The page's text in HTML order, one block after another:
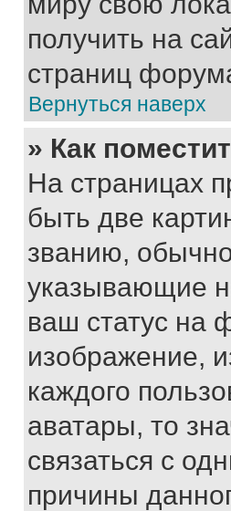
получить на
страниц
Вернуться наверх
» Как
На страницах
быть две
званию, обычно
указывающие
ваш статус на
изображение,
каждого
аватары, то
связаться с
причины